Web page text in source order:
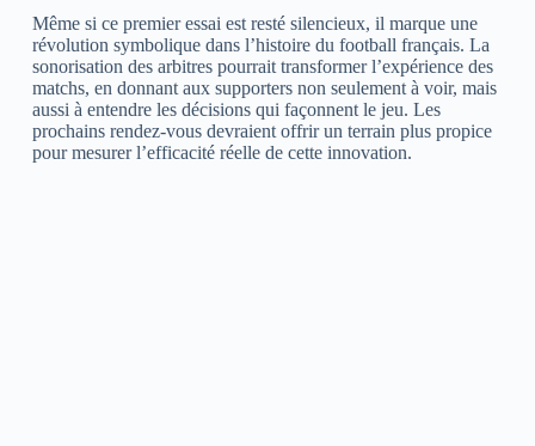
Même si ce premier essai est resté silencieux, il marque une
révolution symbolique dans l’histoire du football français. La
sonorisation des arbitres pourrait transformer l’expérience des
matchs, en donnant aux supporters non seulement à voir, mais
aussi à entendre les décisions qui façonnent le jeu. Les
prochains rendez-vous devraient offrir un terrain plus propice
pour mesurer l’efficacité réelle de cette innovation.